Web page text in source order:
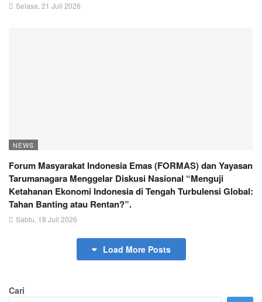
Selasa, 21 Juli 2026
NEWS
Forum Masyarakat Indonesia Emas (FORMAS) dan Yayasan
Tarumanagara Menggelar Diskusi Nasional “Menguji
Ketahanan Ekonomi Indonesia di Tengah Turbulensi Global:
Tahan Banting atau Rentan?”.
Sabtu, 18 Juli 2026
Load More Posts
Cari